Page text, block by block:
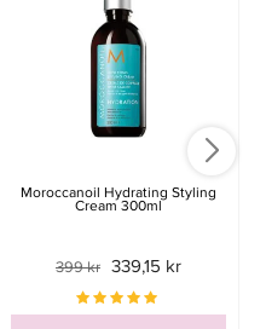
Moroccanoil Hydrating Styling
Cream 300ml
399 kr 339,15 kr